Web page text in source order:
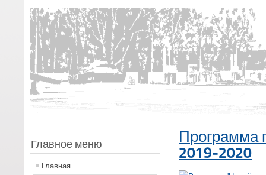
Главное меню
Главная
Программа
2019-2020